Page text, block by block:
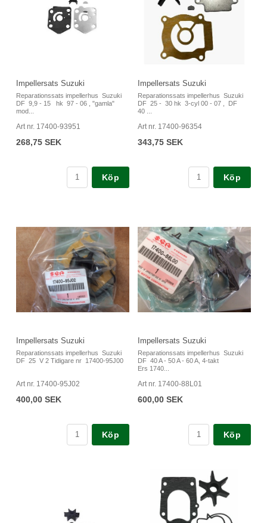
Impellersats Suzuki
Reparationssats impellerhus Suzuki
DF 9,9 - 15 hk 97 - 06 , "gamla"
mod...
Art nr. 17400-93951
268,75 SEK
Köp
Impellersats Suzuki
Reparationssats impellerhus Suzuki
DF 25 - 30 hk 3-cyl 00 - 07 , DF
40 ...
Art nr. 17400-96354
343,75 SEK
Köp
Impellersats Suzuki
Reparationssats impellerhus Suzuki
DF 25 V 2 Tidigare nr 17400-95J00
Art nr. 17400-95J02
400,00 SEK
Köp
Impellersats Suzuki
Reparationssats impellerhus Suzuki
DF 40 A - 50 A - 60 A, 4-takt
Ers 1740...
Art nr. 17400-88L01
600,00 SEK
Köp